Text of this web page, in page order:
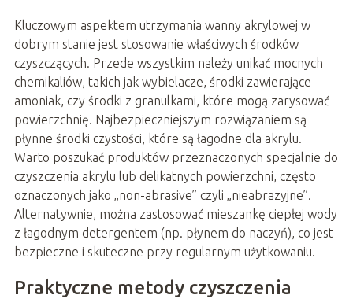
Kluczowym aspektem utrzymania wanny akrylowej w
dobrym stanie jest stosowanie właściwych środków
czyszczących. Przede wszystkim należy unikać mocnych
chemikaliów, takich jak wybielacze, środki zawierające
amoniak, czy środki z granulkami, które mogą zarysować
powierzchnię. Najbezpieczniejszym rozwiązaniem są
płynne środki czystości, które są łagodne dla akrylu.
Warto poszukać produktów przeznaczonych specjalnie do
czyszczenia akrylu lub delikatnych powierzchni, często
oznaczonych jako „non-abrasive” czyli „nieabrazyjne”.
Alternatywnie, można zastosować mieszankę ciepłej wody
z łagodnym detergentem (np. płynem do naczyń), co jest
bezpieczne i skuteczne przy regularnym użytkowaniu.
Praktyczne metody czyszczenia